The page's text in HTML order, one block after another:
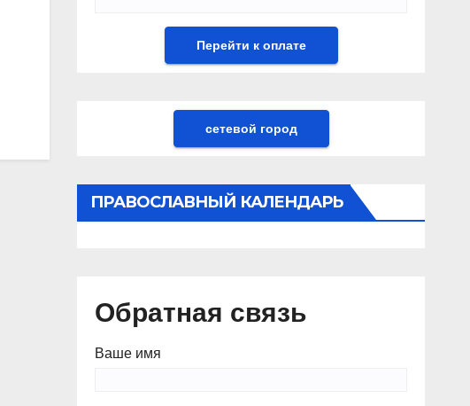
сетевой город
ПРАВОСЛАВНЫЙ КАЛЕНДАРЬ
Обратная связь
Ваше имя